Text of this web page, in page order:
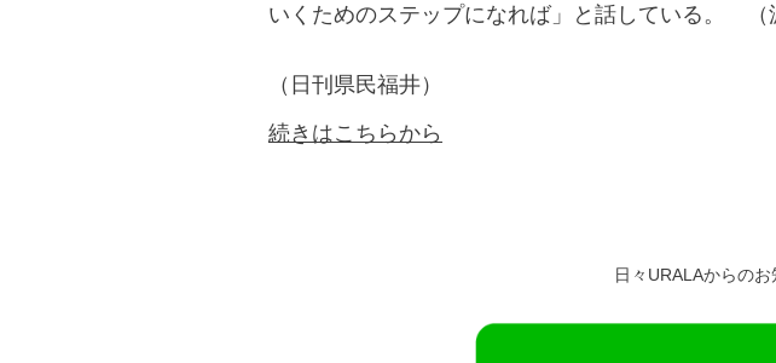
いくためのステップになれば」と話している。 （
（日刊県民福井）
続きはこちらから
日々URALAからの